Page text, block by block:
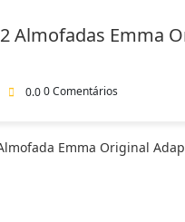
182,00 €.
127,40 €.
2 Almofadas Emma
0.00 Comentários